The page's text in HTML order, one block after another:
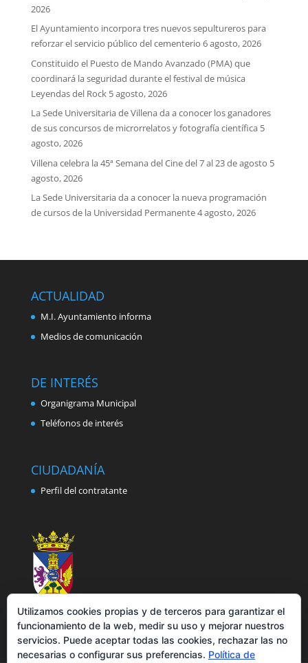
2026
El Ayuntamiento incorpora tres nuevos sepultureros para
reforzar el servicio público del cementerio 6 agosto, 2026
Constituido el Puesto de Mando Avanzado (PMA) que
coordinará la seguridad durante el festival de música
Leyendas del Rock 5 agosto, 2026
La Sede Universitaria de Villena da a conocer los ganadores
de sus concursos de microrrelatos y fotografía científica 5
agosto, 2026
Villena celebra la 45ª Semana del Cine del 7 al 23 de agosto 5
agosto, 2026
La Sede Universitaria da a conocer la nueva programación
de cursos de la Universidad Permanente4 agosto, 2026
ACTUALIDAD
M.I. Ayuntamiento informa
Medios de comunicación
DE INTERÉS
Organigrama Municipal
Teléfonos de interés
CIUDADANÍA
Perfil del contratante
Utilizamos cookies propias y de terceros para garantizar el
funcionamiento de la web, medir su uso y mejorar nuestros
servicios. Puede aceptar todas las cookies, rechazar las no
necesarias o configurar sus preferencias. Política de